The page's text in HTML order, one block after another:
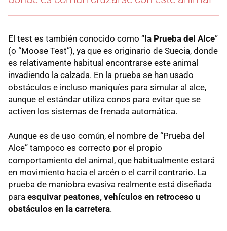
El test es también conocido como “la Prueba del Alce”
(o “Moose Test”), ya que es originario de Suecia, donde
es relativamente habitual encontrarse este animal
invadiendo la calzada. En la prueba se han usado
obstáculos e incluso maniquíes para simular al alce,
aunque el estándar utiliza conos para evitar que se
activen los sistemas de frenada automática.
Aunque es de uso común, el nombre de “Prueba del
Alce” tampoco es correcto por el propio
comportamiento del animal, que habitualmente estará
en movimiento hacia el arcén o el carril contrario. La
prueba de maniobra evasiva realmente está diseñada
para esquivar peatones, vehículos en retroceso u
obstáculos en la carretera.